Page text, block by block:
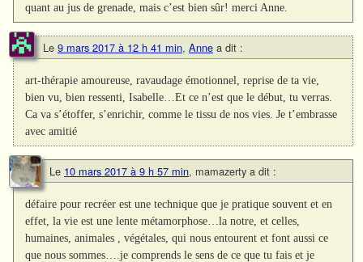
quant au jus de grenade, mais c’est bien sûr! merci Anne.
Le 9 mars 2017 à 12 h 41 min, Anne a dit :
art-thérapie amoureuse, ravaudage émotionnel, reprise de ta vie,
bien vu, bien ressenti, Isabelle…Et ce n’est que le début, tu verras.
Ca va s’étoffer, s’enrichir, comme le tissu de nos vies. Je t’embrasse
avec amitié
Le 10 mars 2017 à 9 h 57 min, mamazerty a dit :
défaire pour recréer est une technique que je pratique souvent et en
effet, la vie est une lente métamorphose…la notre, et celles,
humaines, animales , végétales, qui nous entourent et font aussi ce
que nous sommes….je comprends le sens de ce que tu fais et je